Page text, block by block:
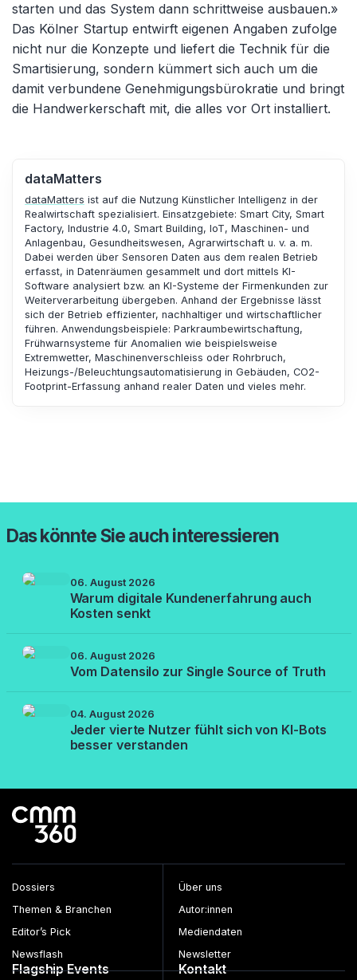
starten und das System dann schrittweise ausbauen.»
Das Kölner Startup entwirft eigenen Angaben zufolge
nicht nur die Konzepte und liefert die Technik für die
Smartisierung, sondern kümmert sich auch um die
damit verbundene Genehmigungsbürokratie und bringt
die Handwerkerschaft mit, die alles vor Ort installiert.
dataMatters
dataMatters ist auf die Nutzung Künstlicher Intelligenz in der
Realwirtschaft spezialisiert. Einsatzgebiete: Smart City, Smart
Factory, Industrie 4.0, Smart Building, IoT, Maschinen- und
Anlagenbau, Gesundheitswesen, Agrarwirtschaft u. v. a. m.
Dabei werden über Sensoren Daten aus dem realen Betrieb
erfasst, in Datenräumen gesammelt und dort mittels KI-
Software analysiert bzw. an KI-Systeme der Firmenkunden zur
Weiterverarbeitung übergeben. Anhand der Ergebnisse lässt
sich der Betrieb effizienter, nachhaltiger und wirtschaftlicher
führen. Anwendungsbeispiele: Parkraumbewirtschaftung,
Frühwarnsysteme für Anomalien wie beispielsweise
Extremwetter, Maschinenverschleiss oder Rohrbruch,
Heizungs-/Beleuchtungsautomatisierung in Gebäuden, CO2-
Footprint-Erfassung anhand realer Daten und vieles mehr.
Das könnte Sie auch interessieren
06. August 2026
Warum digitale Kundenerfahrung auch
Kosten senkt
06. August 2026
Vom Datensilo zur Single Source of Truth
04. August 2026
Jeder vierte Nutzer fühlt sich von KI-Bots
besser verstanden
Dossiers
Themen & Branchen
Editor’s Pick
Newsflash
Über uns
Autor:innen
Mediendaten
Newsletter
Flagship Events Kontakt